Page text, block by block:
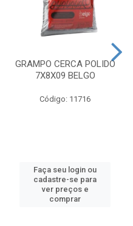
GRAMPO CERCA POLIDO
7X8X09 BELGO
Código: 11716
Faça seu login ou
cadastre-se para
ver preços e
comprar